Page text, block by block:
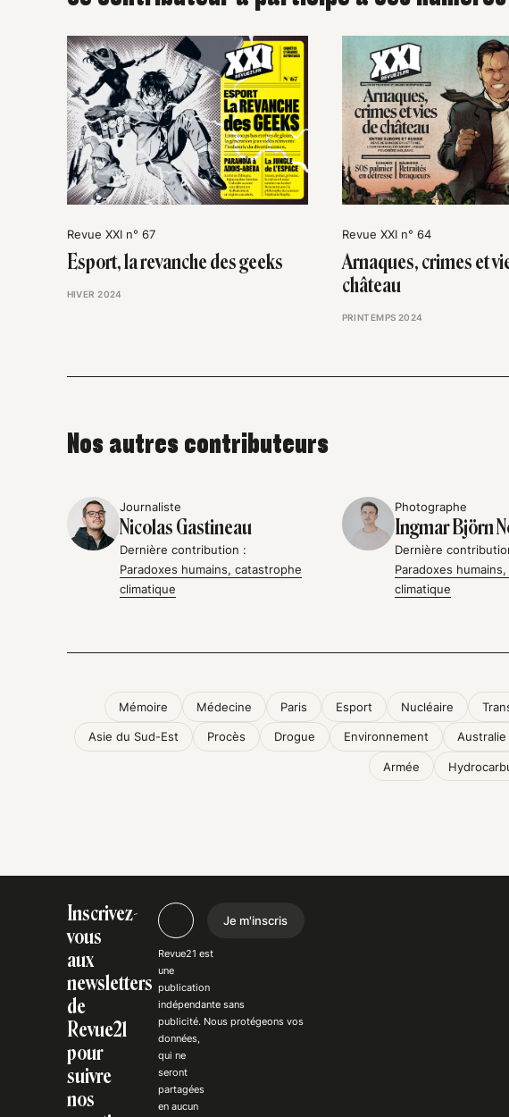
Revue XXI n° 67
Esport, la revanche des geeks
HIVER 2024
Revue XXI n° 64
Arnaques, crimes et
château
PRINTEMPS 2024
Nos autres contributeurs
Journaliste
Nicolas Gastineau
Dernière contribution :
Paradoxes humains, catastrophe
climatique
Photographe
Ingmar Björn
Dernière
Paradoxes
climatique
Mémoire Médecine Paris Esport Nucléaire
Asie du Sud-Est Procès Drogue Environnement Australie
Armée
Inscrivez-
vous
aux
newsletters
de
Revue21
pour
suivre
nos
Je m'inscris
Revue21 est
une
publication
indépendantesans
publicité. Nousprotégeons vos
données,
qui ne
seront
partagées
en aucun